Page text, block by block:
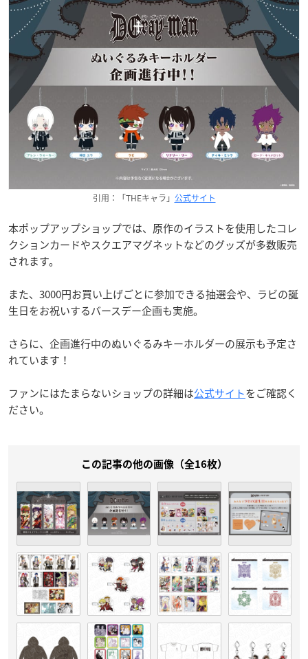
引用：「THEキャラ」 公式サイト
本ポップアップショップでは、原作のイラストを使用したコレ
クションカードやスクエアマグネットなどのグッズが多数販売
されます。
また、3000円お買い上げごとに参加できる抽選会や、ラビの誕
生日をお祝いするバースデー企画も実施。
さらに、企画進行中のぬいぐるみキーホルダーの展示も予定さ
れています！
ファンにはたまらないショップの詳細は公式サイトをご確認く
ださい。
この記事の他の画像（全16枚）